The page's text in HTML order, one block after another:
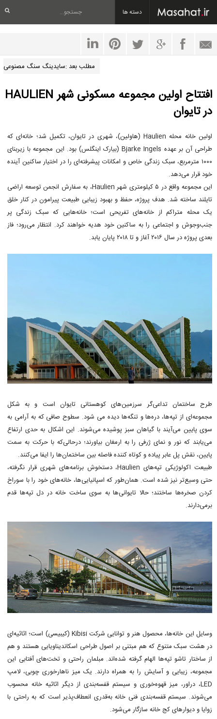
دسته ها
مطلب بعد :سایدینگ سنگ مصنوعی
افتتاح اولین مجموعه مسکونی شهر HAULIEN
در تایوان
اولین خانه محله Haulien (هاولین)، شهری در تایوان، تکمیل شد؛ خانه‌ای که
طراحی آن بر عهده Bjarke Ingels (بیارک اینگلس) بود. این مجموعه با زیربنای
۱۰۰۰ مترمربع، سبک زندگی خاص و امکانات پیشرفته‌ای را در اختیار ساکنین آینده
خود قرار می‌دهد.
این مجموعه واقع در ۵ کیلومتری شهر Haulien، به سفارش انجمن توسعه اراضی
تایلند ساخته شد. هدف پروژه، حفظ و بهبود زیبایی طبیعت پیرامون در کنار خلق
یک محله متراکم از خانه‌های تفریحی است؛ خانه‌هایی که سبک زندگی پر
جنب‌وجوش و اجتماعی را به ساکنین خود هدیه خواهند کرد. انتظار می‌رود؛ فاز
بعدی پروژه در سال ۲۰۱۶ آغاز و تا ۲۰۱۸ پایان یابد.
طرح ساختمان تداعی‌گر سرزمین‌های کوهستانی تایوان است و به شکل
مجموعه‌ای از تپه‌ها، دره‌ها و تنگه‌ها دیده می شود. سطوح صافی که به آرامی به
سوی پایین می‌آیند با گیاهان سبز پوشیده می‌شوند. این اشکال به حدی ارتفاع
می‌یابند که نور و نمای ژرفی را به ارمغان بیاورند؛ درحالی‌که با حرکت به سمت
پایین، نقش پل عابر پیاده و کوتاه کننده فاصله بین ساختمان‌ها را ایفا می‌کنند.
طبیعت اکولوژیکی تپه‌های Haulien، دستخوش برنامه‌های شهری قرار نگرفته،
حتی وسیع‌تر نیز شده است. همان‌طور که اسپانیایی‌ها، خانه‌های خود را با سوراخ
کردن صخره‌ها ساختند؛ حالا تایوانی‌ها به سوی ساخت خانه در دل تپه‌ها قدم
برمی‌دارند.
وسایل این خانه‌ها، محصول هنر و توانایی شرکت Kibisi (کیبیسی) است؛ اثاثیه‌ای
در هشت سبک متنوع که هم مبتنی بر اصول طراحی اسکاندیناویایی هستند و هم
از ساختار تاشو تپه‌ها الهام گرفته شده‌اند. مبلمان راحتی و تخت‌های آفتابی این
مجموعه، زیبایی و آسایش را به همراه دارند. یک میز ناهارخوری چوبی، لامپ
LED، دراور، میز قهوه‌خوری و سیستم قفسه‌بندی از دیگر اثاثیه خانه محسوب
می‌شوند. سیستم قفسه‌بندی فنی خانه به‌قدری انعطاف‌پذیر است که به راحتی با
زوایا و دیوارهای کج خانه سازگار می‌شود.